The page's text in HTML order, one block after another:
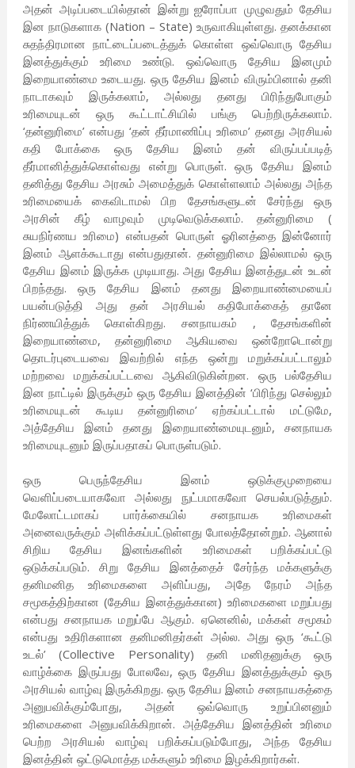
அதன் அடிப்படையில்தான் இன்று ஐரோப்பா முழுவதும் தேசிய
இன நாடுகளாக (Nation – State) உருவாகியுள்ளது. தனக்கான
சுதந்திரமான நாட்டைப்படைத்துக் கொள்ள ஒவ்வொரு தேசிய
இனத்துக்கும் உரிமை உண்டு. ஒவ்வொரு தேசிய இனமும்
இறையாண்மை உடையது. ஒரு தேசிய இனம் விரும்பினால் தனி
நாடாகவும் இருக்கலாம், அல்லது தனது பிரிந்துபோகும்
உரிமையுடன் ஒரு கூட்டாட்சியில் பங்கு பெற்றிருக்கலாம்.
‘தன்னுரிமை’ என்பது ‘தன் தீர்மாணிப்பு உரிமை’ தனது அரசியல்
கதி போக்கை ஒரு தேசிய இனம் தன் விருப்பப்படித்
தீர்மானித்துக்கொள்வது என்று பொருள். ஒரு தேசிய இனம்
தனித்து தேசிய அரசும் அமைத்துக் கொள்ளலாம் அல்லது அந்த
உரிமையைக் கைவிடாமல் பிற தேசங்களுடன் சேர்ந்து ஒரு
அரசின் கீழ் வாழவும் முடிவெடுக்கலாம். தன்னுரிமை (
சுயநிர்ணய உரிமை) என்பதன் பொருள் ஓரினத்தை இன்னோர்
இனம் ஆளக்கூடாது என்பதுதான். தன்னுரிமை இல்லாமல் ஒரு
தேசிய இனம் இருக்க முடியாது. அது தேசிய இனத்துடன் உடன்
பிறந்தது. ஒரு தேசிய இனம் தனது இறையாண்மையைப்
பயன்படுத்தி அது தன் அரசியல் கதிபோக்கைத் தானே
நிர்ணயித்துக் கொள்கிறது. சனநாயகம் , தேசங்களின்
இறையாண்மை, தன்னுரிமை ஆகியவை ஒன்றோடொன்று
தொடர்புடையவை இவற்றில் எந்த ஒன்று மறுக்கப்பட்டாலும்
மற்றவை மறுக்கப்பட்டவை ஆகிவிடுகின்றன. ஒரு பல்தேசிய
இன நாட்டில் இருக்கும் ஒரு தேசிய இனத்தின் ‘பிரிந்து செல்லும்
உரிமையுடன் கூடிய தன்னுரிமை’ ஏற்கப்பட்டால் மட்டுமே,
அத்தேசிய இனம் தனது இறையாண்மையுடனும், சனநாயக
உரிமையுடனும் இருப்பதாகப் பொருள்படும்.
ஒரு பெருந்தேசிய இனம் ஒடுக்குமுறையை
வெளிப்படையாகவோ அல்லது நுட்பமாகவோ செயல்படுத்தும்.
மேலோட்டமாகப் பார்க்கையில் சனநாயக உரிமைகள்
அனைவருக்கும் அளிக்கப்பட்டுள்ளது போலத்தோன்றும். ஆனால்
சிறிய தேசிய இனங்களின் உரிமைகள் பறிக்கப்பட்டு
ஒடுக்கப்படும். சிறு தேசிய இனத்தைச் சேர்ந்த மக்களுக்கு
தனிமனித உரிமைகளை அளிப்பது, அதே நேரம் அந்த
சமூகத்திற்கான (தேசிய இனத்துக்கான) உரிமைகளை மறுப்பது
என்பது சனநாயக மறுப்பே ஆகும். ஏனெனில், மக்கள் சமூகம்
என்பது உதிரிகளான தனிமனிதர்கள் அல்ல. அது ஒரு ‘கூட்டு
உடல்’ (Collective Personality) தனி மனிதனுக்கு ஒரு
வாழ்க்கை இருப்பது போலவே, ஒரு தேசிய இனத்துக்கும் ஒரு
அரசியல் வாழ்வு இருக்கிறது. ஒரு தேசிய இனம் சனநாயகத்தை
அனுபவிக்கும்போது, அதன் ஒவ்வொரு உறுப்பினனும்
உரிமைகளை அனுபவிக்கிறான். அத்தேசிய இனத்தின் உரிமை
பெற்ற அரசியல் வாழ்வு பறிக்கப்படும்போது, அந்த தேசிய
இனத்தின் ஒட்டுமொத்த மக்களும் உரிமை இழக்கிறார்கள்.